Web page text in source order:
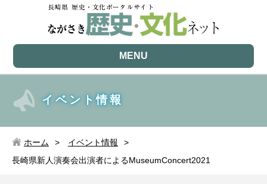
MENU
イベント情報
ホーム
イベント情報
長崎県新人演奏会出演者によるMuseumConcert2021